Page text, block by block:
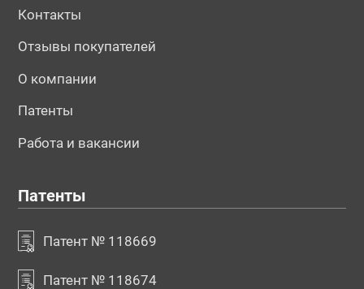
Контакты
Отзывы покупателей
О компании
Патенты
Работа и вакансии
Патенты
Патент № 118669
Патент № 118674